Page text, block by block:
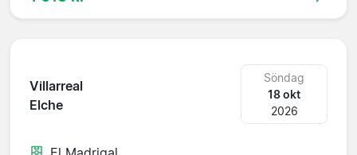
Villarreal
Elche
Söndag
18 okt
2026